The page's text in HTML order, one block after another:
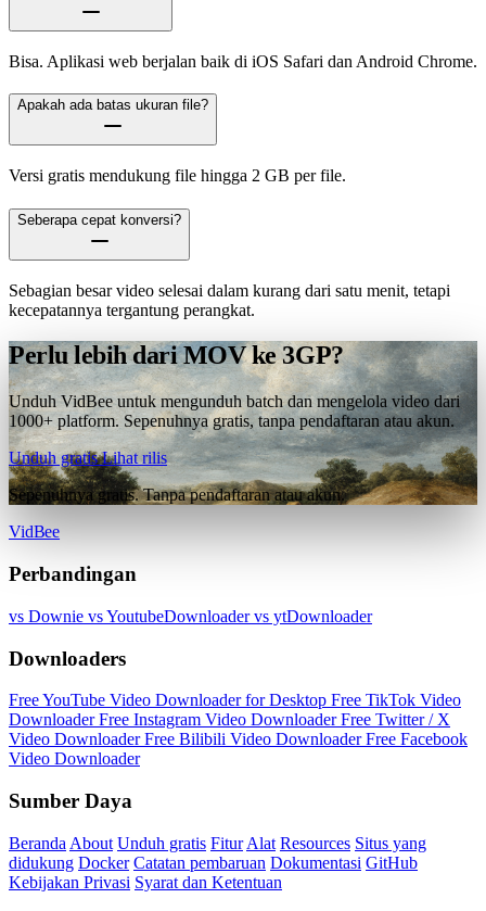
Bisa. Aplikasi web berjalan baik di iOS Safari dan Android Chrome.
Apakah ada batas ukuran file?
Versi gratis mendukung file hingga 2 GB per file.
Seberapa cepat konversi?
Sebagian besar video selesai dalam kurang dari satu menit, tetapi
kecepatannya tergantung perangkat.
Perlu lebih dari MOV ke 3GP?
Unduh VidBee untuk mengunduh batch dan mengelola video dari
1000+ platform. Sepenuhnya gratis, tanpa pendaftaran atau akun.
Unduh gratisLihat rilis
Sepenuhnya gratis. Tanpa pendaftaran atau akun.
VidBee
Perbandingan
vs Downie vs YoutubeDownloadervs ytDownloader
Downloaders
Free YouTube Video Downloader for Desktop Free TikTok Video
DownloaderFree Instagram Video DownloaderFree Twitter / X
Video DownloaderFree Bilibili Video DownloaderFree Facebook
Video Downloader
Sumber Daya
Beranda About Unduh gratis Fitur Alat Resources Situs yang
didukung Docker Catatan pembaruan Dokumentasi GitHub
Kebijakan Privasi Syarat dan Ketentuan